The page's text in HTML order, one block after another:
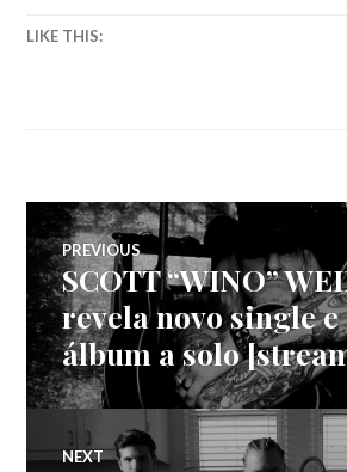
LIKE THIS:
Navegação
de
artigos
PREVIOUS
Previous
post:
SCOTT “WINO”
revela novo single
álbum a solo
NEXT